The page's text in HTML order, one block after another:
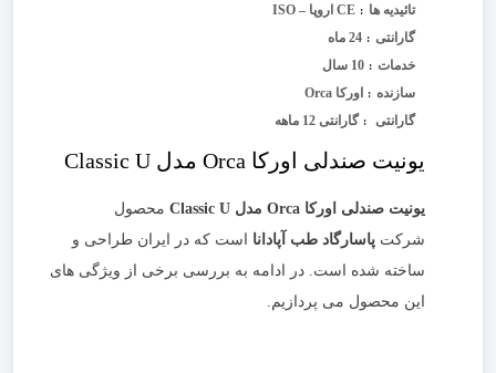
تائیدیه ها : CE اروپا – ISO
گارانتی : 24 ماه
خدمات : 10 سال
سازنده : اورکا Orca
گارانتی
: گارانتی 12 ماهه
یونیت صندلی اورکا Orca مدل Classic U
یونیت صندلی اورکا Orca مدل Classic U
محصول
شرکت پاسارگاد طب آپادانا است که در ایران طراحی و
ساخته شده است. در ادامه به بررسی برخی از ویژگی های
این محصول می پردازیم.